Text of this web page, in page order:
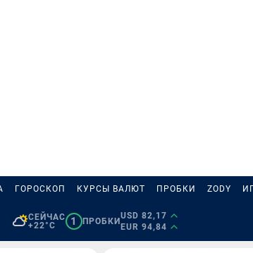
ГОРОСКОП КУРСЫ ВАЛЮТ ПРОБКИ ZODY
СЕЙЧАС
+22°C
1 ПРОБКИ
USD 82,17
EUR 94,84